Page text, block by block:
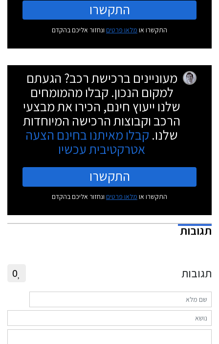
התקשרו
התקשרו או מלאו פרטים ונחזור אליכם בהקדם
מעוניינים ברכישת רכב? הגעתם
למקום הנכון. קבלו מהמומחים
שלנו ייעוץ חינם, הכירו את מבצעי
הרכב וקבוצות הרכישה המיוחדות
שלנו. קבלו מאיתנו בחינם הצעה
אטרקטיבית עכשיו
התקשרו
התקשרו או מלאו פרטים ונחזור אליכם בהקדם
תגובות
תגובות 0